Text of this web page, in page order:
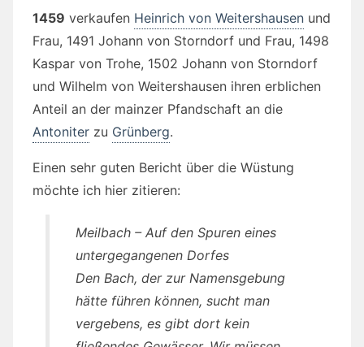
1459 verkaufen Heinrich von Weitershausen und
Frau, 1491 Johann von Storndorf und Frau, 1498
Kaspar von Trohe, 1502 Johann von Storndorf
und Wilhelm von Weitershausen ihren erblichen
Anteil an der mainzer Pfandschaft an die
Antoniter zu Grünberg.
Einen sehr guten Bericht über die Wüstung
möchte ich hier zitieren:
Meilbach – Auf den Spuren eines
untergegangenen Dorfes
Den Bach, der zur Namensgebung
hätte führen können, sucht man
vergebens, es gibt dort kein